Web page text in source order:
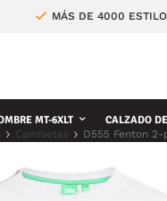
MÁS DE 4000
MT-6XLT CALZADO
Camisetas D555 Fenton